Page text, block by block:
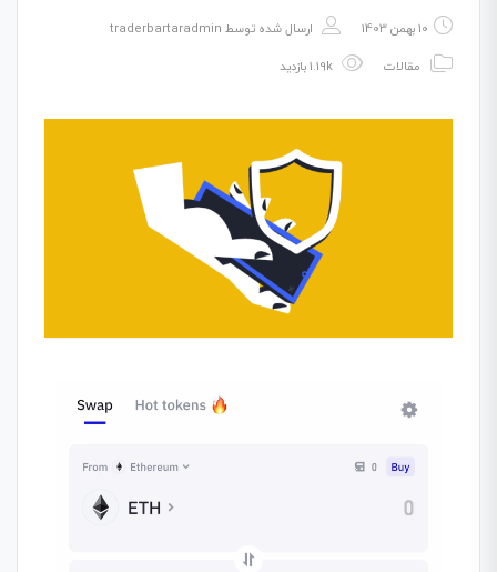
10 بهمن 1403 ارسال شده توسط traderbartaradmin
مقالات